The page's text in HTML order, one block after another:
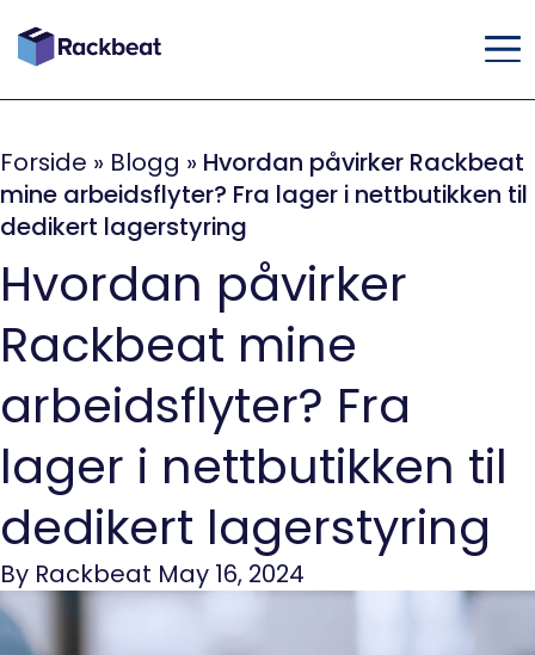
Forside » Blogg » Hvordan påvirker Rackbeat
mine arbeidsflyter? Fra lager i nettbutikken til
dedikert lagerstyring
Hvordan påvirker
Rackbeat mine
arbeidsflyter? Fra
lager i nettbutikken til
dedikert lagerstyring
By Rackbeat May 16, 2024